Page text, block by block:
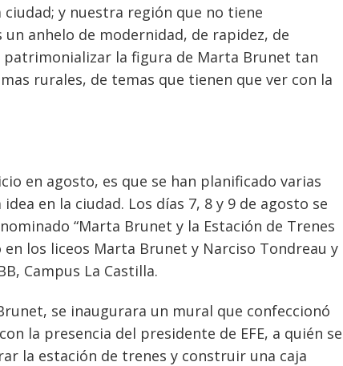
y nuestra región que no tiene
anhelo de modernidad, de rapidez, de
la figura de Marta Brunet tan
rurales, de temas que tienen que ver con la
en agosto, es que se han planificado varias
en la ciudad. Los días 7, 8 y 9 de agosto se
“Marta Brunet y la Estación de Trenes
los liceos Marta Brunet y Narciso Tondreau y
Campus La Castilla.
se inaugurara un mural que confeccionó
la presencia del presidente de EFE, a quién se
la estación de trenes y construir una caja